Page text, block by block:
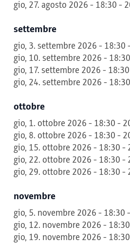
gio, 27. agosto 2026 - 18:30 -
settembre
gio, 3. settembre 2026 - 18:30
gio, 10. settembre 2026 -
gio, 17. settembre 2026 -
gio, 24. settembre 2026 -
ottobre
gio, 1. ottobre 2026 - 18:30 -
gio, 8. ottobre 2026 - 18:30 -
gio, 15. ottobre 2026 - 18:30 -
gio, 22. ottobre 2026 - 18:30 -
gio, 29. ottobre 2026 - 18:30 -
novembre
gio, 5. novembre 2026 - 18:30
gio, 12. novembre 2026 -
gio, 19. novembre 2026 -